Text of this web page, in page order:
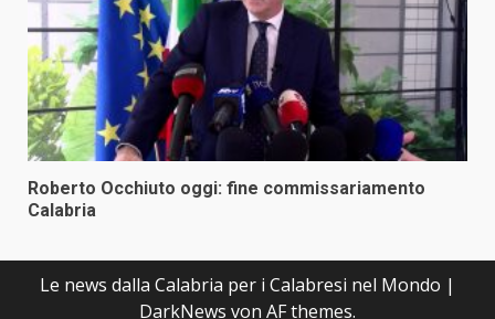
Roberto Occhiuto oggi: fine commissariamento
Calabria
Le news dalla Calabria per i Calabresi nel Mondo |
DarkNews von AF themes.